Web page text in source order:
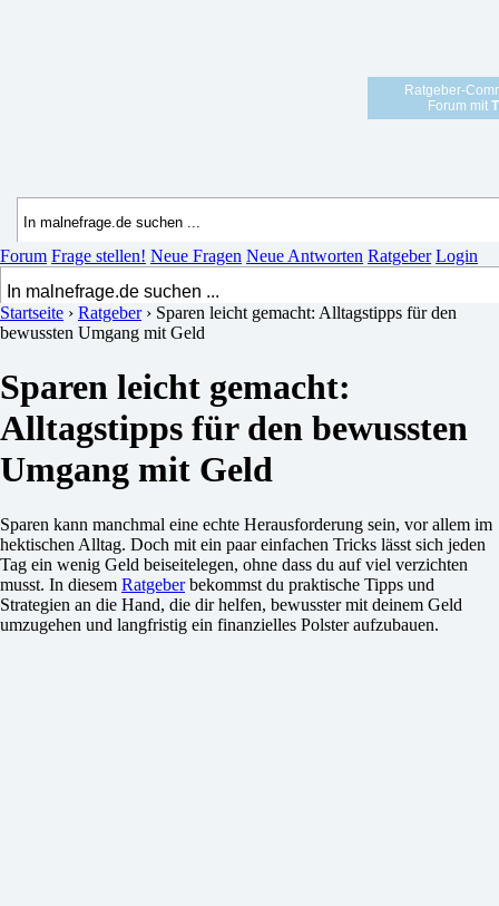
Ratgeber-
Forum mit
Forum Frage stellen! Neue Fragen Neue Antworten Ratgeber Login
Startseite › Ratgeber› Sparen leicht gemacht: Alltagstipps für den
bewussten Umgang mit Geld
Sparen leicht gemacht:
Alltagstipps für den bewussten
Umgang mit Geld
Sparen kann manchmal eine echte Herausforderung sein, vor allem im
hektischen Alltag. Doch mit ein paar einfachen Tricks lässt sich jeden
Tag ein wenig Geld beiseitelegen, ohne dass du auf viel verzichten
musst. In diesem Ratgeberbekommst du praktische Tipps und
Strategien an die Hand, die dir helfen, bewusster mit deinem Geld
umzugehen und langfristig ein finanzielles Polster aufzubauen.